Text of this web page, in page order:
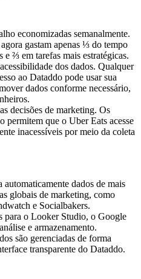
economizadas semanalmente.
gastam apenas ⅓ do tempo
e ⅔ em tarefas mais estratégicas.
dos dados. Qualquer
ao Dataddo pode usar sua
dados conforme necessário,
decisões de marketing. Os
permitem que o Uber Eats acesse
inacessíveis por meio da coleta
dados de mais
globais de marketing, como
e Socialbakers.
para o Looker Studio, o Google
e armazenamento.
são gerenciadas de forma
transparente do Dataddo.